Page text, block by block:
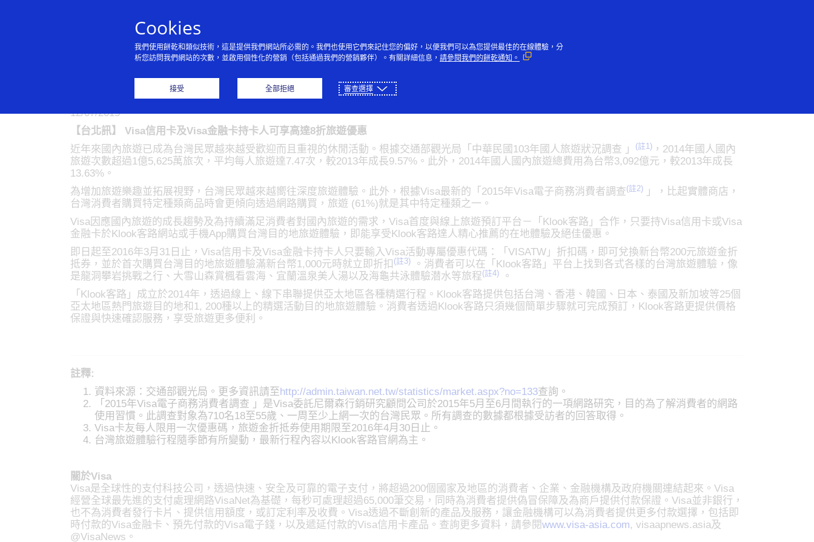
個人 企業 創新者 大眾
Visa持卡人樂享Klook客路精彩旅遊禮遇
12/07/2015
【台北訊】 Visa信用卡及Visa金融卡持卡人可享高達8折旅遊優惠
近年來國內旅遊已成為台灣民眾越來越受歡迎而且重視的休閒活動。根據交通部觀光局「中華民國103年國人旅遊狀況調查 」
(註1)，2014年國人國內
旅遊次數超過1億5,625萬旅次，平均每人旅遊達7.47次，較2013年成長9.57%。此外，2014年國人國內旅遊總費用為台幣3,092億元，較2013年成長
13.63%。
為增加旅遊樂趣並拓展視野，台灣民眾越來越嚮往深度旅遊體驗。此外，根據Visa最新的「2015年Visa電子商務消費者調查(註2)」，比起實體商店，
台灣消費者購買特定種類商品時會更傾向透過網路購買，旅遊 (61%)就是其中特定種類之一。
Visa因應國內旅遊的成長趨勢及為持續滿足消費者對國內旅遊的需求，Visa首度與線上旅遊預訂平台－「Klook客路」合作，只要持Visa信用卡或Visa
金融卡於Klook客路網站或手機App購買台灣目的地旅遊體驗，即能享受Klook客路達人精心推薦的在地體驗及絕佳優惠。
即日起至2016年3月31日止，Visa信用卡及Visa金融卡持卡人只要輸入Visa活動專屬優惠代碼：「VISATW」折扣碼，即可兌換新台幣200元旅遊金折
抵券，並於首次購買台灣目的地旅遊體驗滿新台幣1,000元時就立即折扣 (註3)。消費者可以在「Klook客路」平台上找到各式各樣的台灣旅遊體驗，像
是龍洞攀岩挑戰之行、大雪山森賞楓看雲海、宜蘭溫泉美人湯以及海龜共泳體驗潜水等旅程(註4)。
「Klook客路」成立於2014年，透過線上、線下串聯提供亞太地區各種精選行程。Klook客路提供包括台灣、香港、韓國、日本、泰國及新加坡等25個
亞太地區熱門旅遊目的地和1, 200種以上的精選活動目的地旅遊體驗。消費者透過Klook客路只須幾個簡單步驟就可完成預訂，Klook客路更提供價格
保證與快速確認服務，享受旅遊更多便利。
註釋:
資料來源：交通部觀光局。更多資訊請至http://admin.taiwan.net.tw/statistics/market.aspx?no=133查詢。
「2015年Visa電子商務消費者調查 」是Visa委託尼爾森行銷研究顧問公司於2015年5月至6月間執行的一項網路研究，目的為了解消費者的網路
使用習慣。此調查對象為710名18至55歲、一周至少上網一次的台灣民眾。所有調查的數據都根據受訪者的回答取得。
Visa卡友每人限用一次優惠碼，旅遊金折抵券使用期限至2016年4月30日止。
台灣旅遊體驗行程隨季節有所變動，最新行程內容以Klook客路官網為主。
關於Visa
Visa是全球性的支付科技公司，透過快速、安全及可靠的電子支付，將超過200個國家及地區的消費者、企業、金融機構及政府機關連結起來。Visa
經營全球最先進的支付處理網路VisaNet為基礎，每秒可處理超過65,000筆交易，同時為消費者提供偽冒保障及為商戶提供付款保證。Visa並非銀行，
也不為消費者發行卡片、提供信用額度，或訂定利率及收費。Visa透過不斷創新的產品及服務，讓金融機構可以為消費者提供更多付款選擇，包括即
時付款的Visa金融卡、預先付款的Visa電子錢，以及遞延付款的Visa信用卡產品。查詢更多資料，請參閱www.visa-asia.com, visaapnews.asia及
@VisaNews。
Cookies
我們使用餅乾和類似技術，這是提供我們網站所必需的。我們也使用它們來記住您的偏好，以便我們可以為您提供最佳的在線體驗，分
析您訪問我們網站的次數，並啟用個性化的營銷（包括通過我們的營銷夥伴）。有關詳細信息， 請參閱我們的餅乾通知。
接受 全部拒絕 審查選擇